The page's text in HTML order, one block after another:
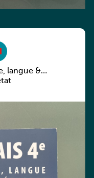
langue &